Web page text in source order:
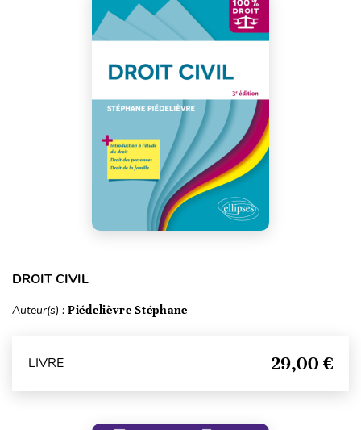
DROIT CIVIL
Auteur(s) : Piédelièvre Stéphane
LIVRE 29,00 €